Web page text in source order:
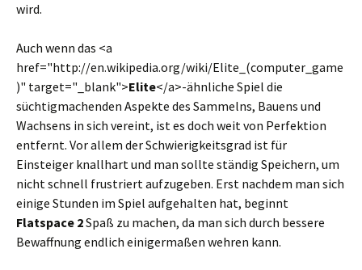
wird.
Auch wenn das <a
href="http://en.wikipedia.org/wiki/Elite_(computer_game
)" target="_blank">Elite</a>-ähnliche Spiel die
süchtigmachenden Aspekte des Sammelns, Bauens und
Wachsens in sich vereint, ist es doch weit von Perfektion
entfernt. Vor allem der Schwierigkeitsgrad ist für
Einsteiger knallhart und man sollte ständig Speichern, um
nicht schnell frustriert aufzugeben. Erst nachdem man sich
einige Stunden im Spiel aufgehalten hat, beginnt
Flatspace 2Spaß zu machen, da man sich durch bessere
Bewaffnung endlich einigermaßen wehren kann.